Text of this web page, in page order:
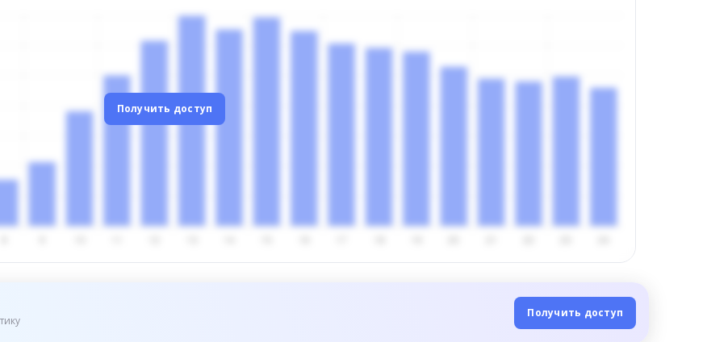
Получить доступ
Получить доступ